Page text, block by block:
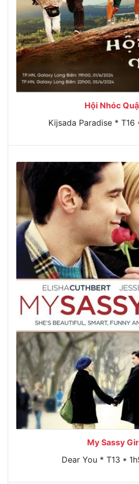
Hội Nhóc
Kijsada Paradise * T16
My Sassy
Dear You * T13 *